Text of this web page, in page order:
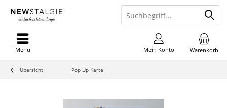
Warenkorb
Mein Konto
Menü
Übersicht Pop Up Karte